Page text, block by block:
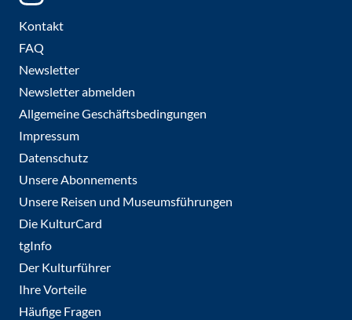
Kontakt
FAQ
Newsletter
Newsletter abmelden
Allgemeine Geschäftsbedingungen
Impressum
Datenschutz
Unsere Abonnements
Unsere Reisen und Museumsführungen
Die KulturCard
tgInfo
Der Kulturführer
Ihre Vorteile
Häufige Fragen